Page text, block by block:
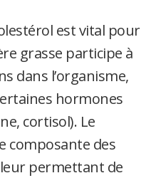
est vital pour
grasse participe à
dans l’organisme,
hormones
cortisol). Le
composante des
permettant de